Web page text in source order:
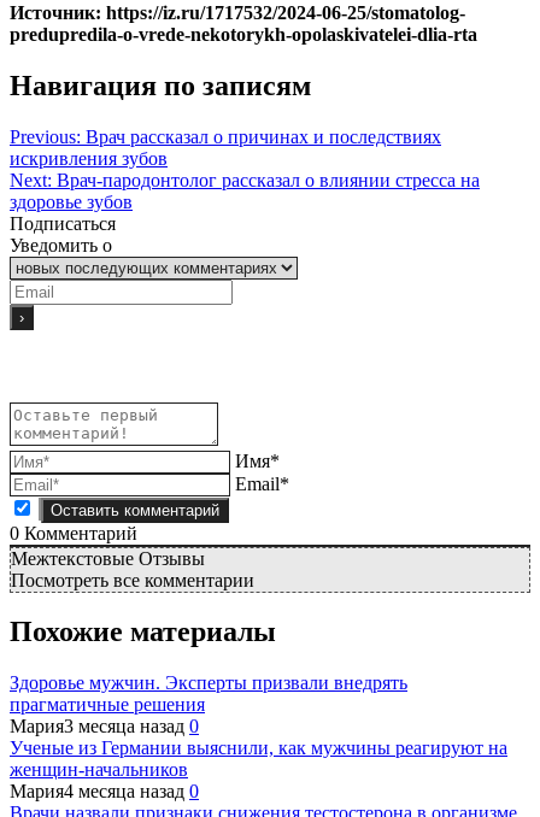
Источник: https://iz.ru/1717532/2024-06-25/stomatolog-
predupredila-o-vrede-nekotorykh-opolaskivatelei-dlia-rta
Навигация по записям
Previous: Врач рассказал о причинах и последствиях
искривления зубов
Next: Врач-пародонтолог рассказал о влиянии стресса на
здоровье зубов
Подписаться
Уведомить о
Имя*
Email*
0 Комментарий
Межтекстовые Отзывы
Посмотреть все комментарии
Похожие материалы
Здоровье мужчин. Эксперты призвали внедрять
прагматичные решения
Мария3 месяца назад 0
Ученые из Германии выяснили, как мужчины реагируют на
женщин-начальников
Мария4 месяца назад 0